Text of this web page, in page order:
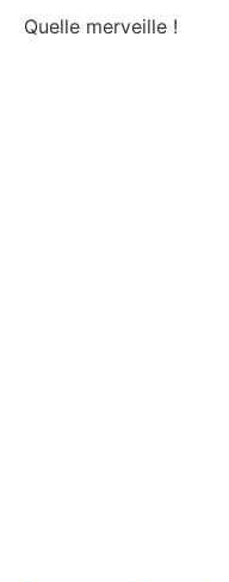
Quelle merveille !